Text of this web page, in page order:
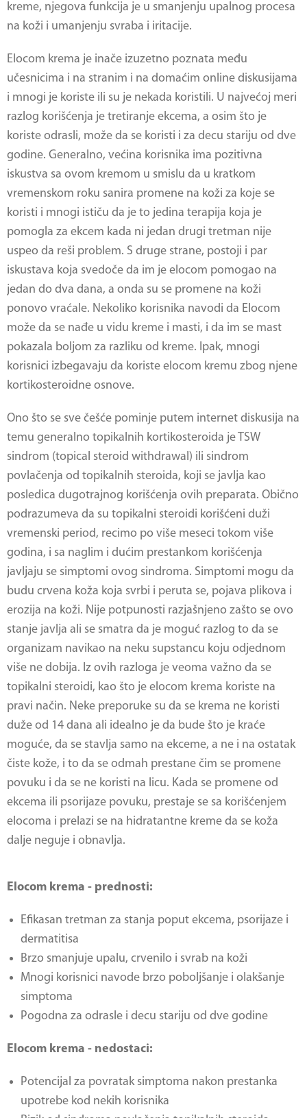
kreme, njegova funkcija je u smanjenju upalnog procesa
na koži i umanjenju svraba i iritacije.
Elocom krema je inače izuzetno poznata među
učesnicima i na stranim i na domaćim online diskusijama
i mnogi je koriste ili su je nekada koristili. U najvećoj meri
razlog korišćenja je tretiranje ekcema, a osim što je
koriste odrasli, može da se koristi i za decu stariju od dve
godine. Generalno, većina korisnika ima pozitivna
iskustva sa ovom kremom u smislu da u kratkom
vremenskom roku sanira promene na koži za koje se
koristi i mnogi ističu da je to jedina terapija koja je
pomogla za ekcem kada ni jedan drugi tretman nije
uspeo da reši problem. S druge strane, postoji i par
iskustava koja svedoče da im je elocom pomogao na
jedan do dva dana, a onda su se promene na koži
ponovo vraćale. Nekoliko korisnika navodi da Elocom
može da se nađe u vidu kreme i masti, i da im se mast
pokazala boljom za razliku od kreme. Ipak, mnogi
korisnici izbegavaju da koriste elocom kremu zbog njene
kortikosteroidne osnove.
Ono što se sve češće pominje putem internet diskusija na
temu generalno topikalnih kortikosteroida je TSW
sindrom (topical steroid withdrawal) ili sindrom
povlačenja od topikalnih steroida, koji se javlja kao
posledica dugotrajnog korišćenja ovih preparata. Obično
podrazumeva da su topikalni steroidi korišćeni duži
vremenski period, recimo po više meseci tokom više
godina, i sa naglim i dućim prestankom korišćenja
javljaju se simptomi ovog sindroma. Simptomi mogu da
budu crvena koža koja svrbi i peruta se, pojava plikova i
erozija na koži. Nije potpunosti razjašnjeno zašto se ovo
stanje javlja ali se smatra da je moguć razlog to da se
organizam navikao na neku supstancu koju odjednom
više ne dobija. Iz ovih razloga je veoma važno da se
topikalni steroidi, kao što je elocom krema koriste na
pravi način. Neke preporuke su da se krema ne koristi
duže od 14 dana ali idealno je da bude što je kraće
moguće, da se stavlja samo na ekceme, a ne i na ostatak
čiste kože, i to da se odmah prestane čim se promene
povuku i da se ne koristi na licu. Kada se promene od
ekcema ili psorijaze povuku, prestaje se sa korišćenjem
elocoma i prelazi se na hidratantne kreme da se koža
dalje neguje i obnavlja.
Elocom krema - prednosti:
Efikasan tretman za stanja poput ekcema, psorijaze i
dermatitisa
Brzo smanjuje upalu, crvenilo i svrab na koži
Mnogi korisnici navode brzo poboljšanje i olakšanje
simptoma
Pogodna za odrasle i decu stariju od dve godine
Elocom krema - nedostaci:
Potencijal za povratak simptoma nakon prestanka
upotrebe kod nekih korisnika